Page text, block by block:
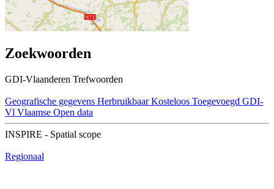
Zoekwoorden
GDI-Vlaanderen Trefwoorden
Geografische gegevens Herbruikbaar Kosteloos Toegevoegd GDI-
Vl Vlaamse Open data
INSPIRE - Spatial scope
Regionaal